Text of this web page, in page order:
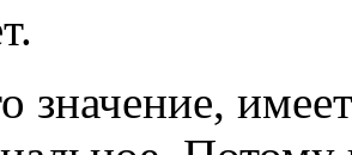
значение,